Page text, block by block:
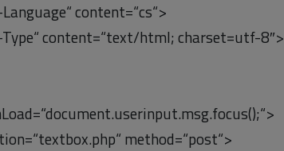
content=“cs“>
content=“text/html; charset=utf-8″>
method=“post“>